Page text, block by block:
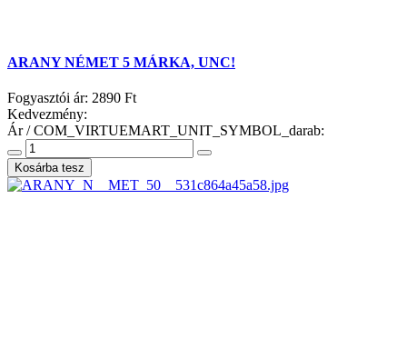
ARANY NÉMET 5 MÁRKA, UNC!
Fogyasztói ár: 2890 Ft
Kedvezmény:
Ár / COM_VIRTUEMART_UNIT_SYMBOL_darab: